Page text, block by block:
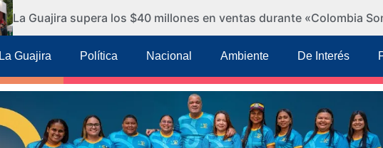
La Guajira supera los $40 millones en ventas durante «Colombia
La Guajira Política Nacional Ambiente De Interés